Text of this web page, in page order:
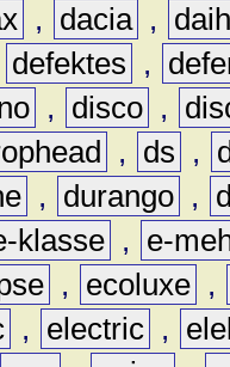
, dacia ,
defektes ,
, disco ,
, ds ,
, durango ,
klasse ,
e-
, ecoluxe ,
, electric ,